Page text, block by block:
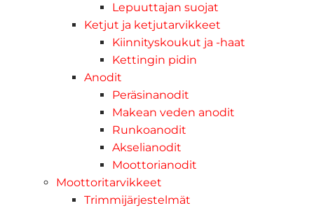
Lepuuttajan suojat
Ketjut ja ketjutarvikkeet
Kiinnityskoukut ja -haat
Kettingin pidin
Anodit
Peräsinanodit
Makean veden anodit
Runkoanodit
Akselianodit
Moottorianodit
Moottoritarvikkeet
Trimmijärjestelmät